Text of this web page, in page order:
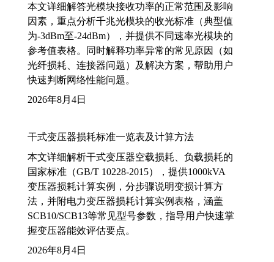
本文详细解答光模块接收功率的正常范围及影响
因素，重点分析千兆光模块的收光标准（典型值
为-3dBm至-24dBm），并提供不同速率光模块的
参考值表格。同时解释功率异常的常见原因（如
光纤损耗、连接器问题）及解决方案，帮助用户
快速判断网络性能问题。
2026年8月4日
干式变压器损耗标准一览表及计算方法
本文详细解析干式变压器空载损耗、负载损耗的
国家标准（GB/T 10228-2015），提供1000kVA
变压器损耗计算实例，分步骤说明变损计算方
法，并附电力变压器损耗计算实例表格，涵盖
SCB10/SCB13等常见型号参数，指导用户快速掌
握变压器能效评估要点。
2026年8月4日